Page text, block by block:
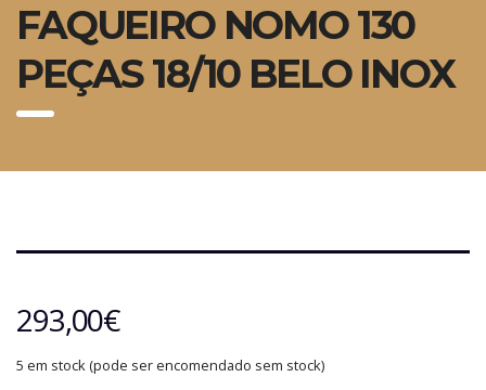
FAQUEIRO NOMO 130
PEÇAS 18/10 BELO INOX
293,00€
5 em stock (pode ser encomendado sem stock)